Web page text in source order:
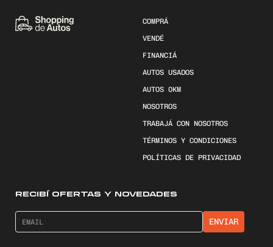
COMPRÁ
VENDÉ
FINANCIÁ
AUTOS USADOS
AUTOS 0KM
NOSOTROS
TRABAJÁ CON NOSOTROS
TÉRMINOS Y CONDICIONES
POLÍTICAS DE PRIVACIDAD
RECIBÍ OFERTAS Y NOVEDADES